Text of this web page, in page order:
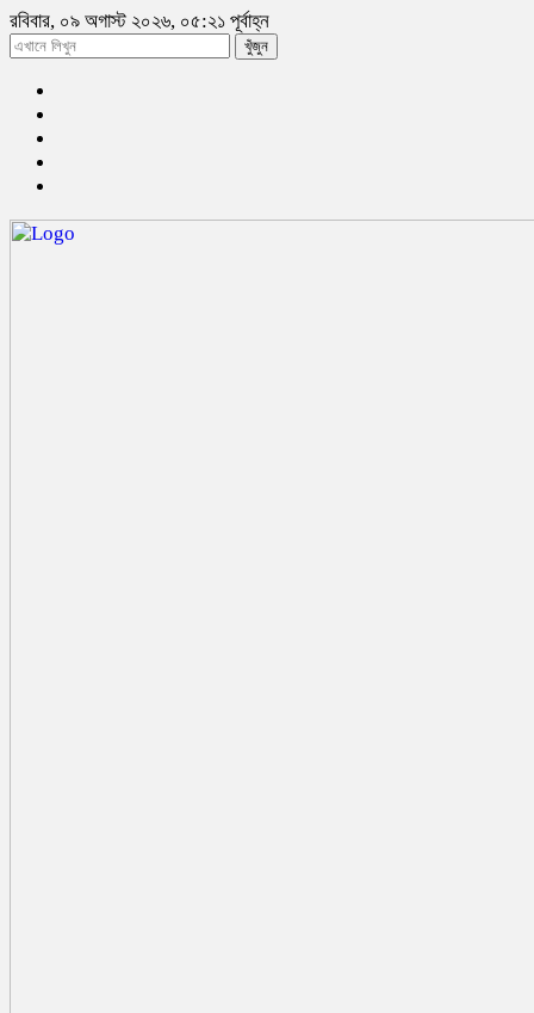
রবিবার, ০৯ অগাস্ট ২০২৬, ০৫:২১ পূর্বাহ্ন
খুঁজুন